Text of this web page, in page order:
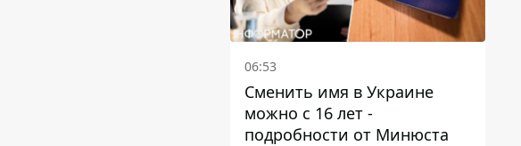
06:53
Сменить имя в Украине
можно с 16 лет -
подробности от Минюста